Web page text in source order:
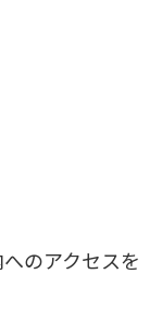
のアクセスを